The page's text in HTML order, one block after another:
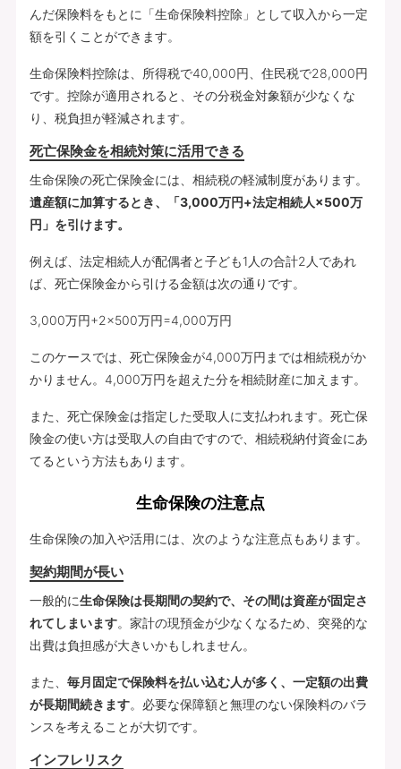
んだ保険料をもとに「生命保険料控除」として収入から一定
額を引くことができます。
生命保険料控除は、所得税で40,000円、住民税で28,000円
です。控除が適用されると、その分税金対象額が少なくな
り、税負担が軽減されます。
死亡保険金を相続対策に活用できる
生命保険の死亡保険金には、相続税の軽減制度があります。
遺産額に加算するとき、「3,000万円+法定相続人×500万
円」を引けます。
例えば、法定相続人が配偶者と子ども1人の合計2人であれ
ば、死亡保険金から引ける金額は次の通りです。
3,000万円+2×500万円=4,000万円
このケースでは、死亡保険金が4,000万円までは相続税がか
かりません。4,000万円を超えた分を相続財産に加えます。
また、死亡保険金は指定した受取人に支払われます。死亡保
険金の使い方は受取人の自由ですので、相続税納付資金にあ
てるという方法もあります。
生命保険の注意点
生命保険の加入や活用には、次のような注意点もあります。
契約期間が長い
一般的に生命保険は長期間の契約で、その間は資産が固定さ
れてしまいます。家計の現預金が少なくなるため、突発的な
出費は負担感が大きいかもしれません。
また、 毎月固定で保険料を払い込む人が多く、一定額の出費
が長期間続きます。必要な保障額と無理のない保険料のバラ
ンスを考えることが大切です。
インフレリスク